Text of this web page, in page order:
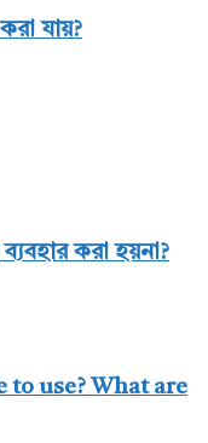
যায়?
করা হয়না?
to use? What are